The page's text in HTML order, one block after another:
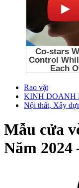
Rao vặt
KINH DOANH
Nội thất, Xây
Mẫu cửa
Năm 2024